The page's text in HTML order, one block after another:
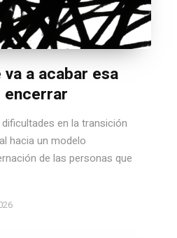
a acabar esa
en la transición
hacia un modelo
de las personas que